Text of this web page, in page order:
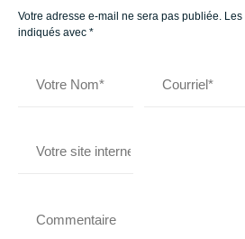
Votre adresse e-mail ne sera pas publiée.
indiqués avec *